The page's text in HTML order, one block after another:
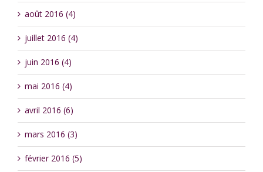
août 2016 (4)
juillet 2016 (4)
juin 2016 (4)
mai 2016 (4)
avril 2016 (6)
mars 2016 (3)
février 2016 (5)